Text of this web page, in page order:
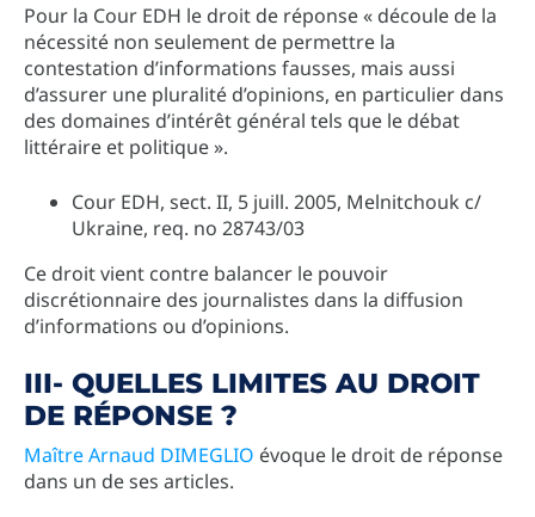
Pour la Cour EDH le droit de réponse « découle de la
nécessité non seulement de permettre la
contestation d’informations fausses, mais aussi
d’assurer une pluralité d’opinions, en particulier dans
des domaines d’intérêt général tels que le débat
littéraire et politique ».
Cour EDH, sect. II, 5 juill. 2005, Melnitchouk c/
Ukraine, req. no 28743/03
Ce droit vient contre balancer le pouvoir
discrétionnaire des journalistes dans la diffusion
d’informations ou d’opinions.
III- QUELLES LIMITES AU DROIT
DE RÉPONSE ?
Maître Arnaud DIMEGLIO évoque le droit de réponse
dans un de ses articles.